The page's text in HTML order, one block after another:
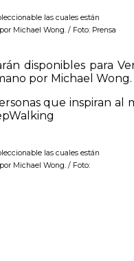
las cuales están
Michael Wong. / Foto: Prensa
disponibles para
por Michael Wong.
que inspiran
las cuales están
Michael Wong. / Foto: